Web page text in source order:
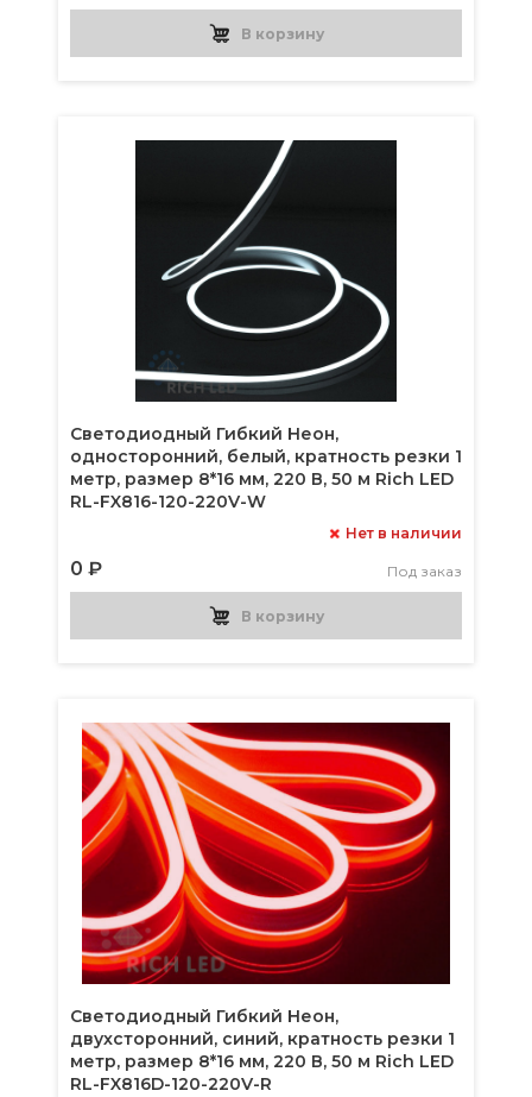
В корзину
Светодиодный Гибкий Неон,
односторонний, белый, кратность резки 1
метр, размер 8*16 мм, 220 В, 50 м Rich LED
RL-FX816-120-220V-W
0 ₽
Нет в наличии
Под заказ
В корзину
Светодиодный Гибкий Неон,
двухсторонний, синий, кратность резки 1
метр, размер 8*16 мм, 220 В, 50 м Rich LED
RL-FX816D-120-220V-R